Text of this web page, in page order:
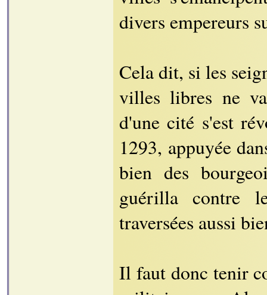
divers empereurs
Cela dit, si les
villes libres ne
d'une cité s'est
1293, appuyée
bien des
guérilla contre
traversées aussi
Il faut donc tenir